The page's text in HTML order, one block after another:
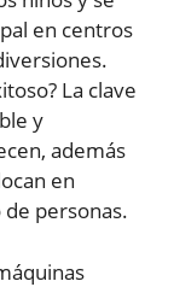
en centros
La clave
y
además
en
personas.